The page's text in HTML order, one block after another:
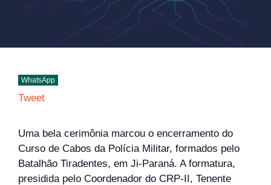
WhatsApp
Tweet
Uma bela cerimônia marcou o encerramento do
Curso de Cabos da Polícia Militar, formados pelo
Batalhão Tiradentes, em Ji-Paraná. A formatura,
presidida pelo Coordenador do CRP-II, Tenente